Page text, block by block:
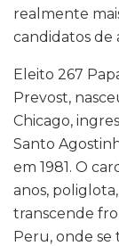
realmente
candidatos de
Eleito 267
Prevost,
Chicago,
Santo
em 1981. O
anos,
transcende
Peru, onde se